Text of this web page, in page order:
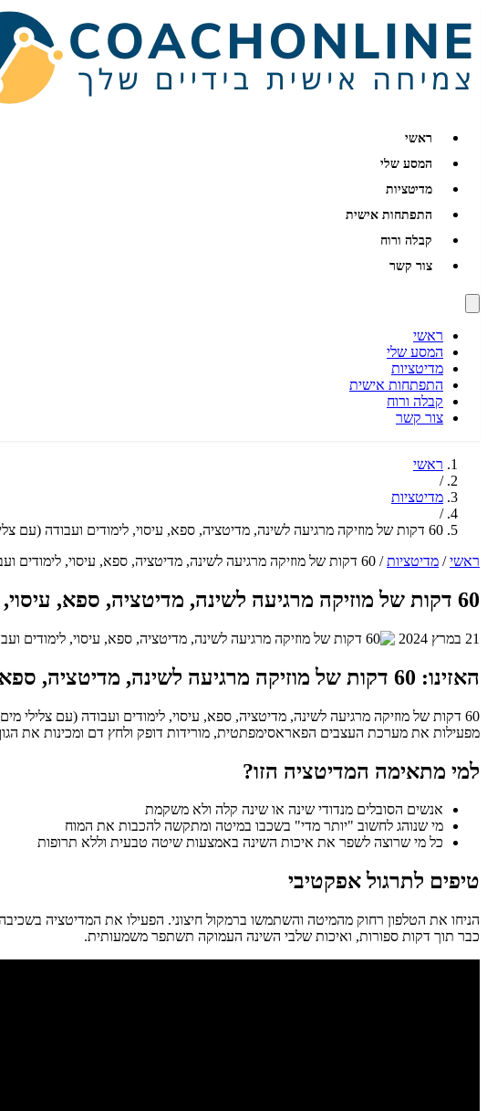
ראשי
המסע שלי
מדיטציות
התפתחות אישית
קבלה ורוח
צור קשר
ראשי
המסע שלי
מדיטציות
התפתחות אישית
קבלה ורוח
צור קשר
ראשי
/
מדיטציות
/
60 דקות של מוזיקה מרגיעה לשינה, מדיטציה, ספא, עיסוי, לימודים ועבודה (עם צלילי מים וציפורים מרגיעים)
ראשי / מדיטציות / 60 דקות של מוזיקה מרגיעה לשינה, מדיטציה, ספא, עיסוי, לימודים ועבודה (עם צלילי מים וציפורים מרגיעים)
60 דקות של מוזיקה מרגיעה לשינה, מדיטציה, ספא, עיסוי, לימודים ועבודה (עם צלילי מים וציפורים מרגיעים)
21 במרץ 2024
האזינו: 60 דקות של מוזיקה מרגיעה לשינה, מדיטציה, ספא, עיסוי, לימודים ועבודה (עם צלילי מים וציפורים מרגיעים)
60 דקות של מוזיקה מרגיעה לשינה, מדיטציה, ספא, עיסוי, לימודים ועבודה (עם
מפעילות את מערכת העצבים הפאראסימפתטית, מורידות דופק ולחץ דם ומכינות את
למי מתאימה המדיטציה הזו?
אנשים הסובלים מנדודי שינה או שינה קלה ולא משקמת
מי שנוהג לחשוב "יותר מדי" בשכבו במיטה ומתקשה להכבות את המוח
כל מי שרוצה לשפר את איכות השינה באמצעות שיטה טבעית וללא תרופות
טיפים לתרגול אפקטיבי
הניחו את הטלפון רחוק מהמיטה והשתמשו ברמקול חיצוני. הפעילו את המדיטציה
כבר תוך דקות ספורות, ואיכות שלבי השינה העמוקה תשתפר משמעותית.